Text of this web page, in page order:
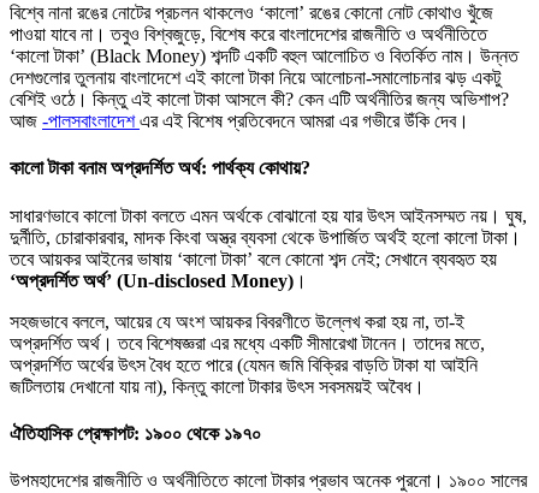
বিশ্বে নানা রঙের নোটের প্রচলন থাকলেও ‘কালো’ রঙের কোনো নোট কোথাও খুঁজে
পাওয়া যাবে না। তবুও বিশ্বজুড়ে, বিশেষ করে বাংলাদেশের রাজনীতি ও অর্থনীতিতে
‘কালো টাকা’ (Black Money) শব্দটি একটি বহুল আলোচিত ও বিতর্কিত নাম। উন্নত
দেশগুলোর তুলনায় বাংলাদেশে এই কালো টাকা নিয়ে আলোচনা-সমালোচনার ঝড় একটু
বেশিই ওঠে। কিন্তু এই কালো টাকা আসলে কী? কেন এটি অর্থনীতির জন্য অভিশাপ?
আজ -পালসবাংলাদেশএর এই বিশেষ প্রতিবেদনে আমরা এর গভীরে উঁকি দেব।
কালো টাকা বনাম অপ্রদর্শিত অর্থ: পার্থক্য কোথায়?
সাধারণভাবে কালো টাকা বলতে এমন অর্থকে বোঝানো হয় যার উৎস আইনসম্মত নয়। ঘুষ,
দুর্নীতি, চোরাকারবার, মাদক কিংবা অস্ত্র ব্যবসা থেকে উপার্জিত অর্থই হলো কালো টাকা।
তবে আয়কর আইনের ভাষায় ‘কালো টাকা’ বলে কোনো শব্দ নেই; সেখানে ব্যবহৃত হয়
‘অপ্রদর্শিত অর্থ’ (Un-disclosed Money) ।
সহজভাবে বললে, আয়ের যে অংশ আয়কর বিবরণীতে উল্লেখ করা হয় না, তা-ই
অপ্রদর্শিত অর্থ। তবে বিশেষজ্ঞরা এর মধ্যে একটি সীমারেখা টানেন। তাদের মতে,
অপ্রদর্শিত অর্থের উৎস বৈধ হতে পারে (যেমন জমি বিক্রির বাড়তি টাকা যা আইনি
জটিলতায় দেখানো যায় না), কিন্তু কালো টাকার উৎস সবসময়ই অবৈধ।
ঐতিহাসিক প্রেক্ষাপট: ১৯০০ থেকে ১৯৭০
উপমহাদেশের রাজনীতি ও অর্থনীতিতে কালো টাকার প্রভাব অনেক পুরনো। ১৯০০ সালের